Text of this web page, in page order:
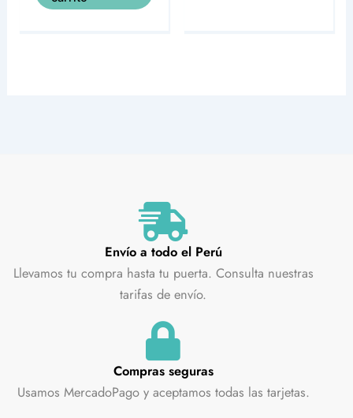
Envío a todo el Perú
Llevamos tu compra hasta tu puerta. Consulta nuestras
tarifas de envío.
Compras seguras
Usamos MercadoPago y aceptamos todas las tarjetas.